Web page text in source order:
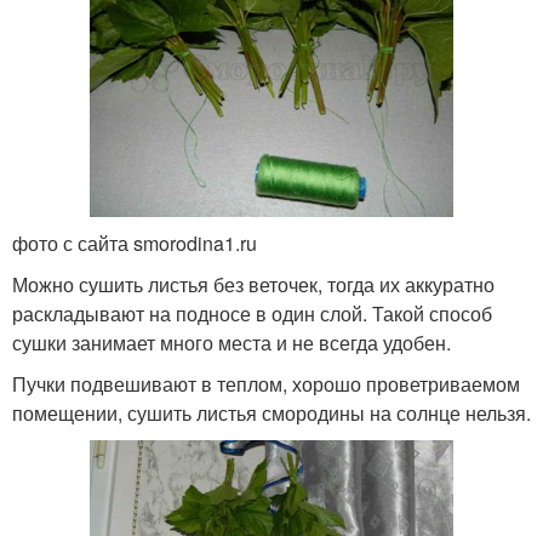
фото с сайта smorodina1.ru
Можно сушить листья без веточек, тогда их аккуратно
раскладывают на подносе в один слой. Такой способ
сушки занимает много места и не всегда удобен.
Пучки подвешивают в теплом, хорошо проветриваемом
помещении, сушить листья смородины на солнце нельзя.